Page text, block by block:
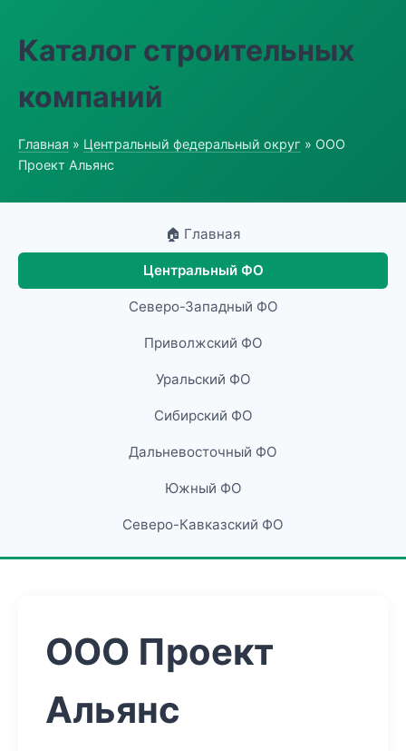
Каталог строительных
компаний
Главная » Центральный федеральный округ » ООО
Проект Альянс
🏠 Главная
Центральный ФО
Северо-Западный ФО
Приволжский ФО
Уральский ФО
Сибирский ФО
Дальневосточный ФО
Южный ФО
Северо-Кавказский ФО
ООО Проект
Альянс